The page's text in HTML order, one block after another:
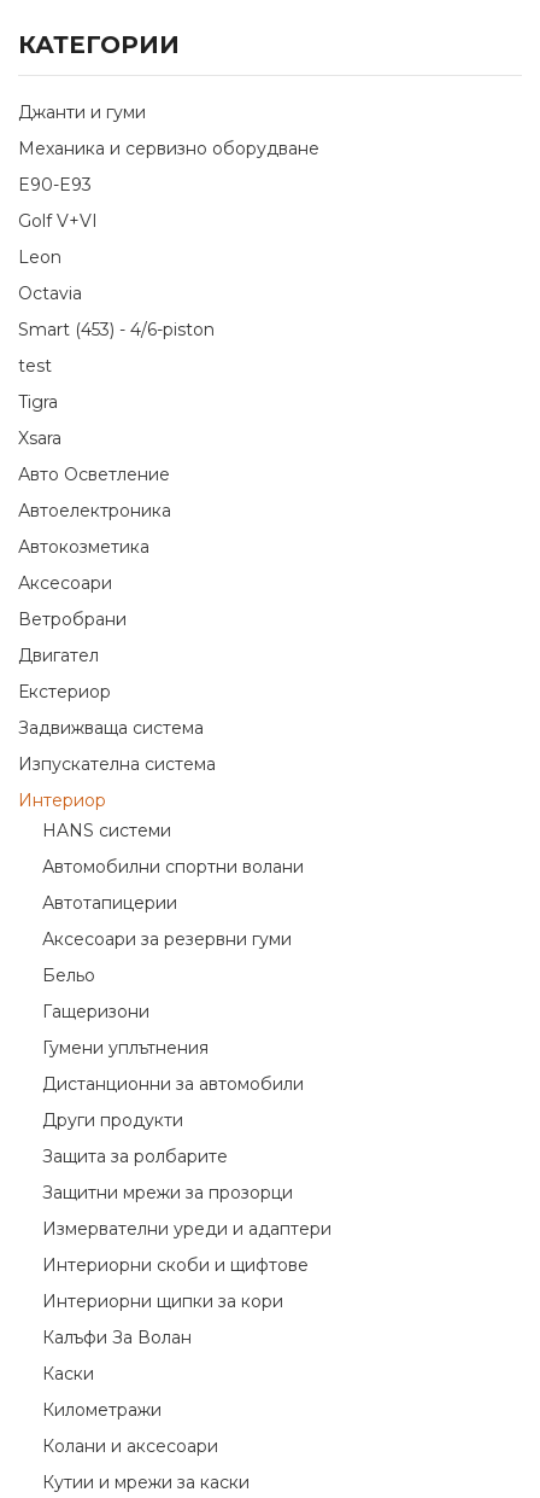
КАТЕГОРИИ
Джанти и гуми
Механика и сервизно оборудване
E90-E93
Golf V+VI
Leon
Octavia
Smart (453) - 4/6-piston
test
Tigra
Xsara
Авто Осветление
Автоелектроника
Автокозметика
Аксесоари
Ветробрани
Двигател
Екстериор
Задвижваща система
Изпускателна система
Интериор
HANS системи
Автомобилни спортни волани
Автотапицерии
Аксесоари за резервни гуми
Бельо
Гащеризони
Гумени уплътнения
Дистанционни за автомобили
Други продукти
Защита за ролбарите
Защитни мрежи за прозорци
Измервателни уреди и адаптери
Интериорни скоби и щифтове
Интериорни щипки за кори
Калъфи За Волан
Каски
Километражи
Колани и аксесоари
Кутии и мрежи за каски